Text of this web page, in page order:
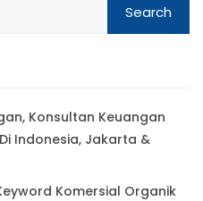
Konsultan Keuangan
Indonesia, Jakarta &
Komersial Organik